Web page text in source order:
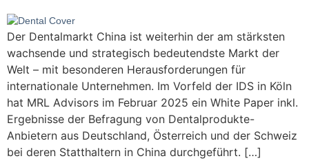
Der Dentalmarkt China ist weiterhin der am stärksten
wachsende und strategisch bedeutendste Markt der
Welt – mit besonderen Herausforderungen für
internationale Unternehmen. Im Vorfeld der IDS in Köln
hat MRL Advisors im Februar 2025 ein White Paper inkl.
Ergebnisse der Befragung von Dentalprodukte-
Anbietern aus Deutschland, Österreich und der Schweiz
bei deren Statthaltern in China durchgeführt. […]